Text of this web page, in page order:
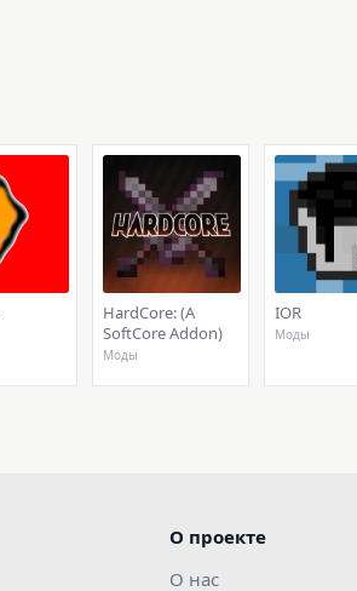
HardCore: (A
SoftCore Addon)
Моды
IOR
Моды
О проекте
О нас